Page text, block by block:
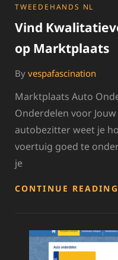
TWEEDEHANDS NL
Vind
op Marktplaats
By vespafascination
Marktplaats Auto
Onderdelen voor
autobezitter weet je
voertuig goed te
je
CONTINUE READING